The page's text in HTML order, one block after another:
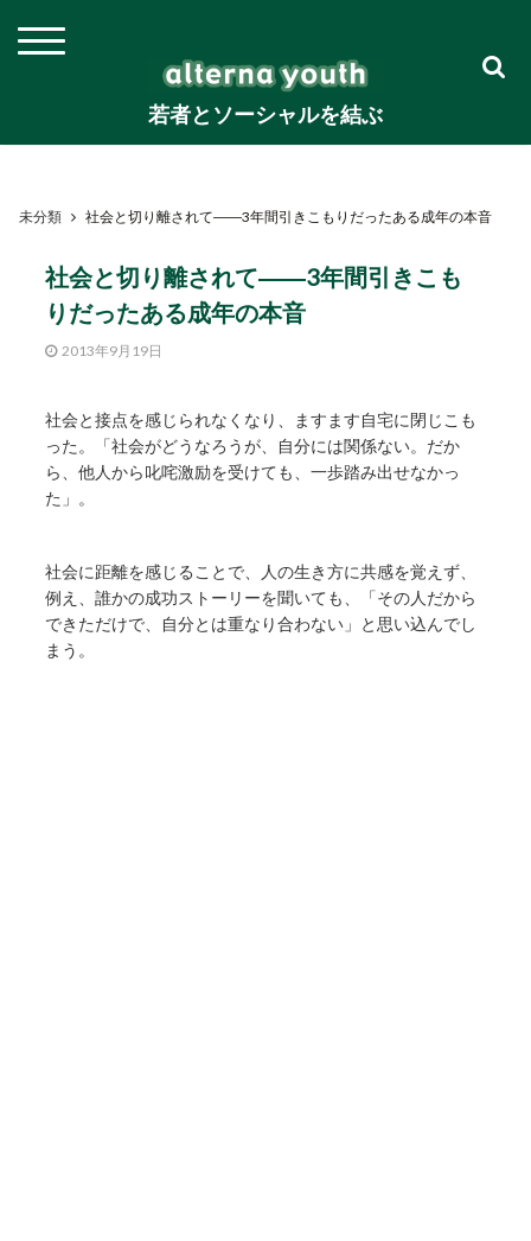
若者とソーシャルを結ぶ
未分類 社会と切り離されて――3年間引きこもりだったある成年の本音
社会と切り離されて――3年間引きこも
りだったある成年の本音
2013年9月19日
社会と接点を感じられなくなり、ますます自宅に閉じこも
った。「社会がどうなろうが、自分には関係ない。だか
ら、他人から叱咤激励を受けても、一歩踏み出せなかっ
た」。
社会に距離を感じることで、人の生き方に共感を覚えず、
例え、誰かの成功ストーリーを聞いても、「その人だから
できただけで、自分とは重なり合わない」と思い込んでし
まう。